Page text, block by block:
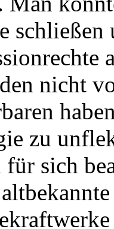
schließen
nicht
zu
sich